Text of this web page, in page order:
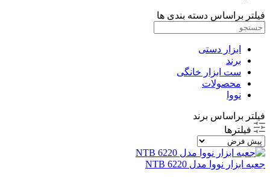
فیلتر براساس دسته بندی ها
ابزار دستی
برند
ست ابزار خانگی
محصولات
نووا
فیلتر براساس برند
فیلترها
جعبه ابزار نووا مدل NTB 6220